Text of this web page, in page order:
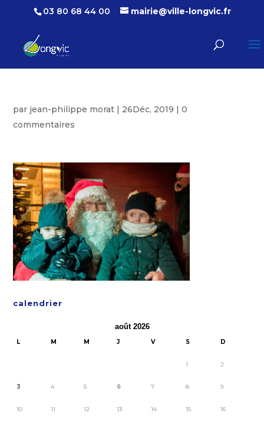
03 80 68 44 00 mairie@ville-longvic.fr
par jean-philippe morat | 26Déc, 2019 |0
commentaires
calendrier
août 2026
L M M J V S D
1 2
3 4 5 6 7 8 9
10 11 12 13 14 15 16